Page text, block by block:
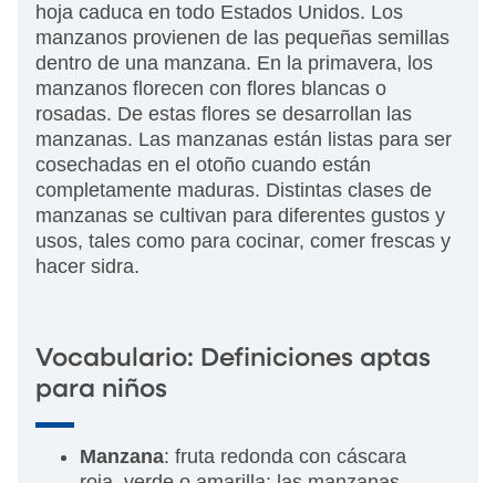
hoja caduca en todo Estados Unidos. Los
manzanos provienen de las pequeñas semillas
dentro de una manzana. En la primavera, los
manzanos florecen con flores blancas o
rosadas. De estas flores se desarrollan las
manzanas. Las manzanas están listas para ser
cosechadas en el otoño cuando están
completamente maduras. Distintas clases de
manzanas se cultivan para diferentes gustos y
usos, tales como para cocinar, comer frescas y
hacer sidra.
Vocabulario: Definiciones aptas
para niños
Manzana: fruta redonda con cáscara